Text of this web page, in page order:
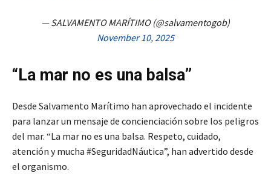
— SALVAMENTO MARÍTIMO (@salvamentogob)
November 10, 2025
“La mar no es una balsa”
Desde Salvamento Marítimo han aprovechado el incidente
para lanzar un mensaje de concienciación sobre los peligros
del mar. “La mar no es una balsa. Respeto, cuidado,
atención y mucha #SeguridadNáutica”, han advertido desde
el organismo.